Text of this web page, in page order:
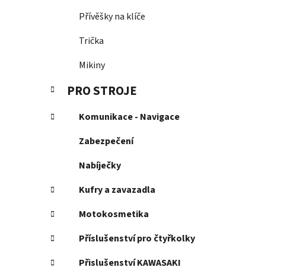
Přívěšky na klíče
Trička
Mikiny
PRO STROJE
Komunikace - Navigace
Zabezpečení
Nabíječky
Kufry a zavazadla
Motokosmetika
Příslušenství pro čtyřkolky
Přislušenství KAWASAKI